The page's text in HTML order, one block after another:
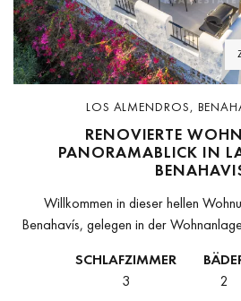
LOS ALMENDROS,
RENOVIERTE
PANORAMABLICK IN
Willkommen in dieser hellen
Benahavís, gelegen in der
Landschaft.Eingebettet in
SCHLAFZIMMER
3
2